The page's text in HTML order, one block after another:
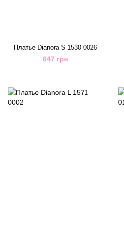
Платье Dianora S 1530 0026
647 грн